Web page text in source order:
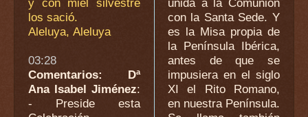
los sació.
Aleluya, Aleluya
03:28
Comentarios: Dª
Ana Isabel Jiménez:
- Preside esta
con la Santa Sede. Y
es la Misa propia de
la Península Ibérica,
antes de que se
impusiera en el siglo
XI el Rito Romano,
en nuestra Península.